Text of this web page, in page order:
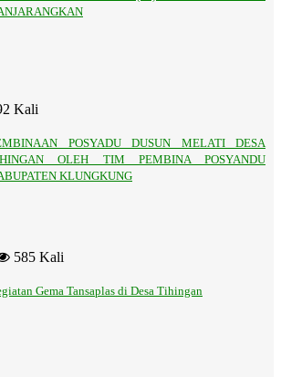
Kali
POSYADU DUSUN MELATI DESA
OLEH TIM PEMBINA POSYANDU
KLUNGKUNG
585 Kali
Gema Tansaplas di Desa Tihingan